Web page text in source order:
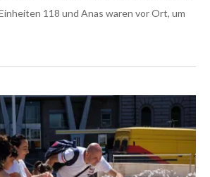
118 und Anas waren vor Ort, um